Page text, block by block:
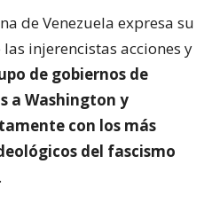
de Venezuela expresa su
injerencistas acciones y
de gobiernos de
a Washington y
con los más
del fascismo